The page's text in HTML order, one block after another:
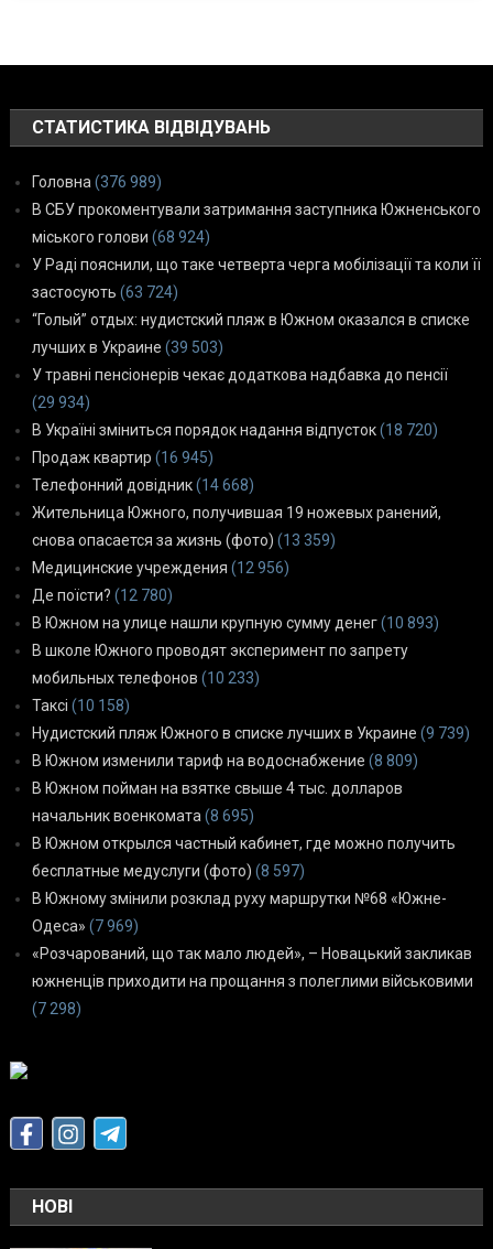
СТАТИСТИКА ВІДВІДУВАНЬ
Головна (376 989)
В СБУ прокоментували затримання заступника Южненського
міського голови (68 924)
У Раді пояснили, що таке четверта черга мобілізації та коли її
застосують (63 724)
“Голый” отдых: нудистский пляж в Южном оказался в списке
лучших в Украине (39 503)
У травні пенсіонерів чекає додаткова надбавка до пенсії
(29 934)
В Україні зміниться порядок надання відпусток(18 720)
Продаж квартир (16 945)
Телефонний довідник(14 668)
Жительница Южного, получившая 19 ножевых ранений,
снова опасается за жизнь (фото) (13 359)
Медицинские учреждения (12 956)
Де поїсти? (12 780)
В Южном на улице нашли крупную сумму денег(10 893)
В школе Южного проводят эксперимент по запрету
мобильных телефонов (10 233)
Таксі (10 158)
Нудистский пляж Южного в списке лучших в Украине (9 739)
В Южном изменили тариф на водоснабжение (8 809)
В Южном пойман на взятке свыше 4 тыс. долларов
начальник военкомата (8 695)
В Южном открылся частный кабинет, где можно получить
бесплатные медуслуги (фото) (8 597)
В Южному змінили розклад руху маршрутки №68 «Южне-
Одеса» (7 969)
«Розчарований, що так мало людей», – Новацький закликав
южненців приходити на прощання з полеглими військовими
(7 298)
НОВІ